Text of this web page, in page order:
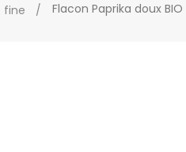
fine Flacon Paprika doux